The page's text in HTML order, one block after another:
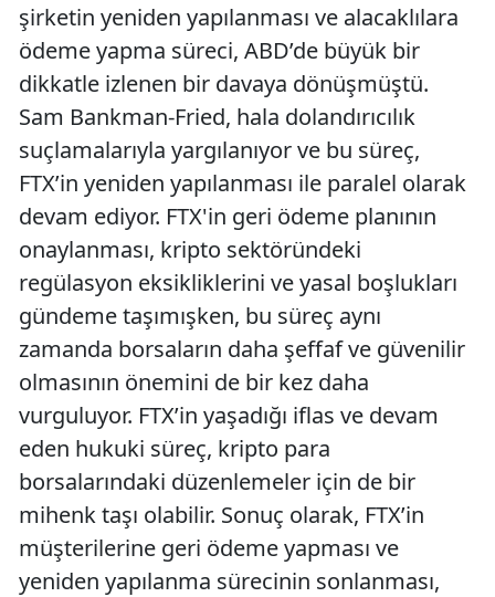
şirketin yeniden yapılanması ve alacaklılara
ödeme yapma süreci, ABD’de büyük bir
dikkatle izlenen bir davaya dönüşmüştü.
Sam Bankman-Fried, hala dolandırıcılık
suçlamalarıyla yargılanıyor ve bu süreç,
FTX’in yeniden yapılanması ile paralel olarak
devam ediyor. FTX'in geri ödeme planının
onaylanması, kripto sektöründeki
regülasyon eksikliklerini ve yasal boşlukları
gündeme taşımışken, bu süreç aynı
zamanda borsaların daha şeffaf ve güvenilir
olmasının önemini de bir kez daha
vurguluyor. FTX’in yaşadığı iflas ve devam
eden hukuki süreç, kripto para
borsalarındaki düzenlemeler için de bir
mihenk taşı olabilir. Sonuç olarak, FTX’in
müşterilerine geri ödeme yapması ve
yeniden yapılanma sürecinin sonlanması,